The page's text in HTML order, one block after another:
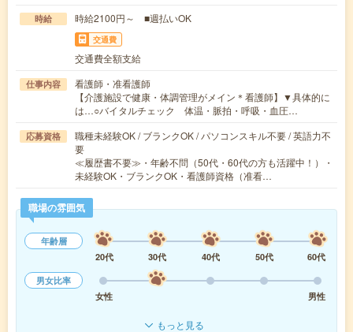
時給 時給2100円～ ■週払いOK
交通費
交通費全額支給
仕事内容
看護師・准看護師
【介護施設で健康・体調管理がメイン＊看護師】▼具体的に
は…○バイタルチェック 体温・脈拍・呼吸・血圧…
応募資格
職種未経験OK / ブランクOK / パソコンスキル不要 / 英語力不
要
≪履歴書不要≫・年齢不問（50代・60代の方も活躍中！）・
未経験OK・ブランクOK・看護師資格（准看…
職場の雰囲気
年齢層
20代
30代 40代 50代
60代
男女比率
女性
男性
もっと見る